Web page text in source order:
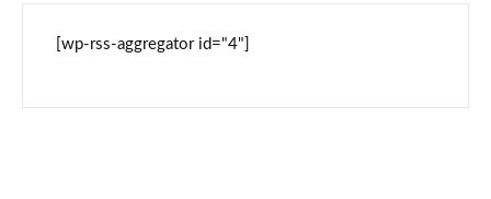
[wp-rss-aggregator id="4"]